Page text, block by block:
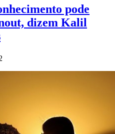
pode
dizem Kalil